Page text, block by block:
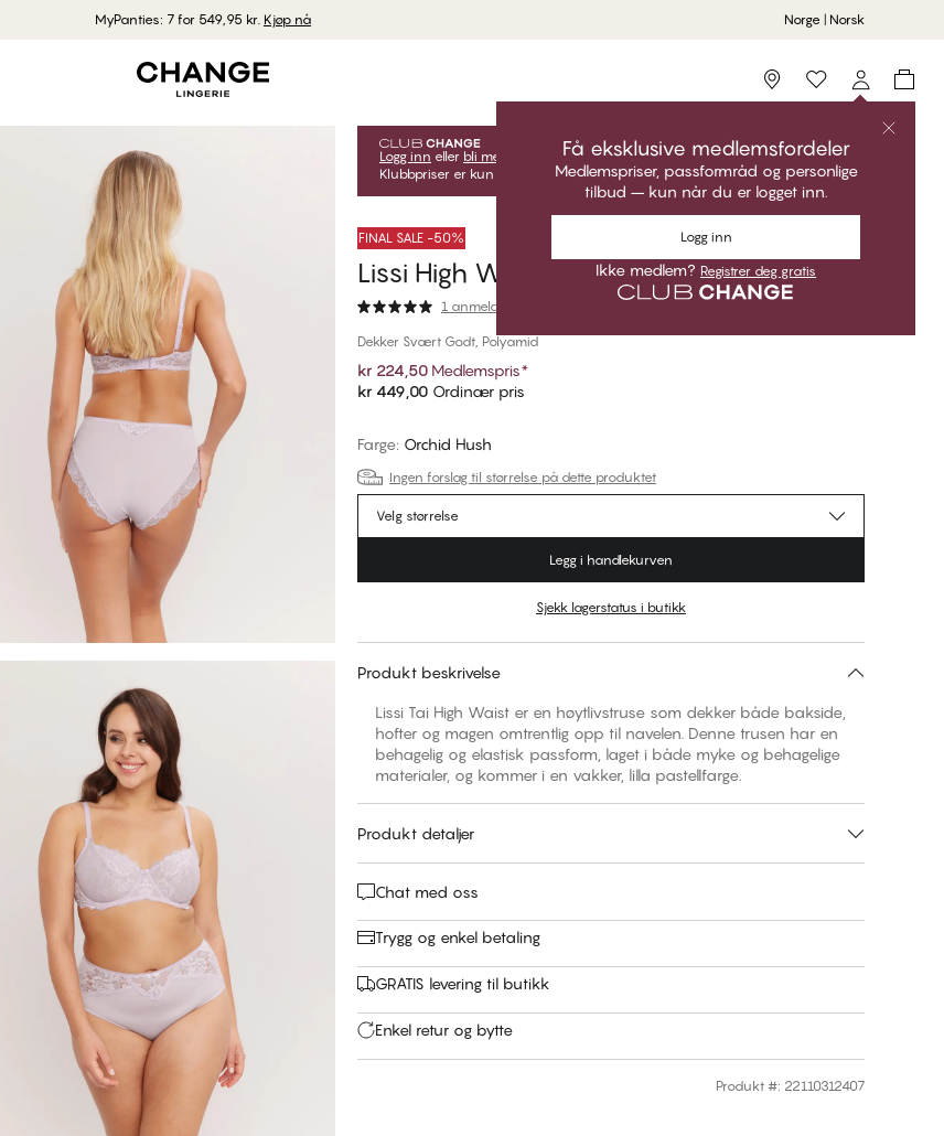
MyPanties: 7 for 549,95 kr. Kjøp nå Norge | Norsk
Storefinder
Få eksklusive medlemsfordeler
Medlemspriser, passformråd og personlige
tilbud – kun når du er logget inn.
Logg inn
Ikke medlem? Registrer deg gratis
Logg inn eller bli medlem
lås opp dine eksklusive medlemstilbud!
Klubbpriser er kun gyldige når du er innlogget.
FINAL SALE -50%
Lissi High Waist Tai
1 anmeldelse
Dekker Svært Godt, Polyamid
kr 224,50 Medlemspris*
kr 449,00 Ordinær pris
Farge: Orchid Hush
Ingen forslag til størrelse på dette produktet
Velg størrelse
Legg i handlekurven
Sjekk lagerstatus i butikk
Produkt beskrivelse
Lissi Tai High Waist er en høytlivstruse som dekker både bakside,
hofter og magen omtrentlig opp til navelen. Denne trusen har en
behagelig og elastisk passform, laget i både myke og behagelige
materialer, og kommer i en vakker, lilla pastellfarge.
Produkt detaljer
Chat med oss
Trygg og enkel betaling
GRATIS levering til butikk
Enkel retur og bytte
Produkt #: 22110312407